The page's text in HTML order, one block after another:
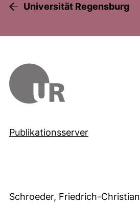
Universität Regensburg
Publikationsserver
Schroeder, Friedrich-Christian